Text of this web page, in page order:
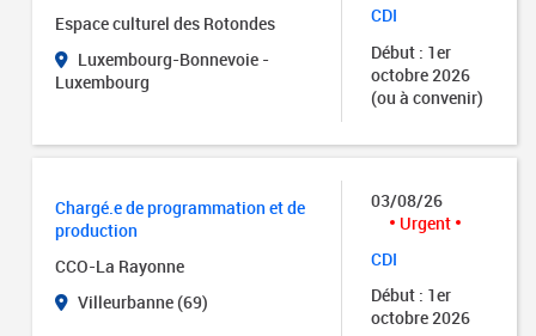
Espace culturel des Rotondes
Luxembourg-Bonnevoie -
Luxembourg
CDI
Début : 1er
octobre 2026
(ou à convenir)
Chargé.e de programmation et de
production
CCO-La Rayonne
Villeurbanne (69)
03/08/26
Urgent
CDI
Début : 1er
octobre 2026